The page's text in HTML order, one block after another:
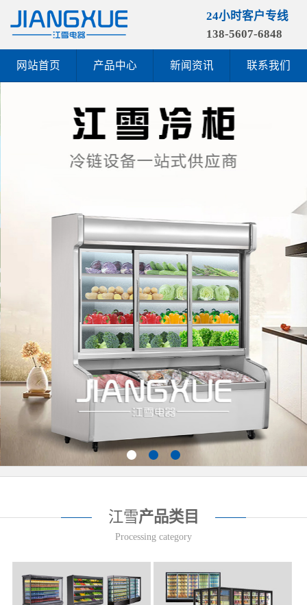
24小时客户专线
138-5607-6848
网站首页 产品中心 新闻资讯 联系我们
江雪产品类目
Processing category